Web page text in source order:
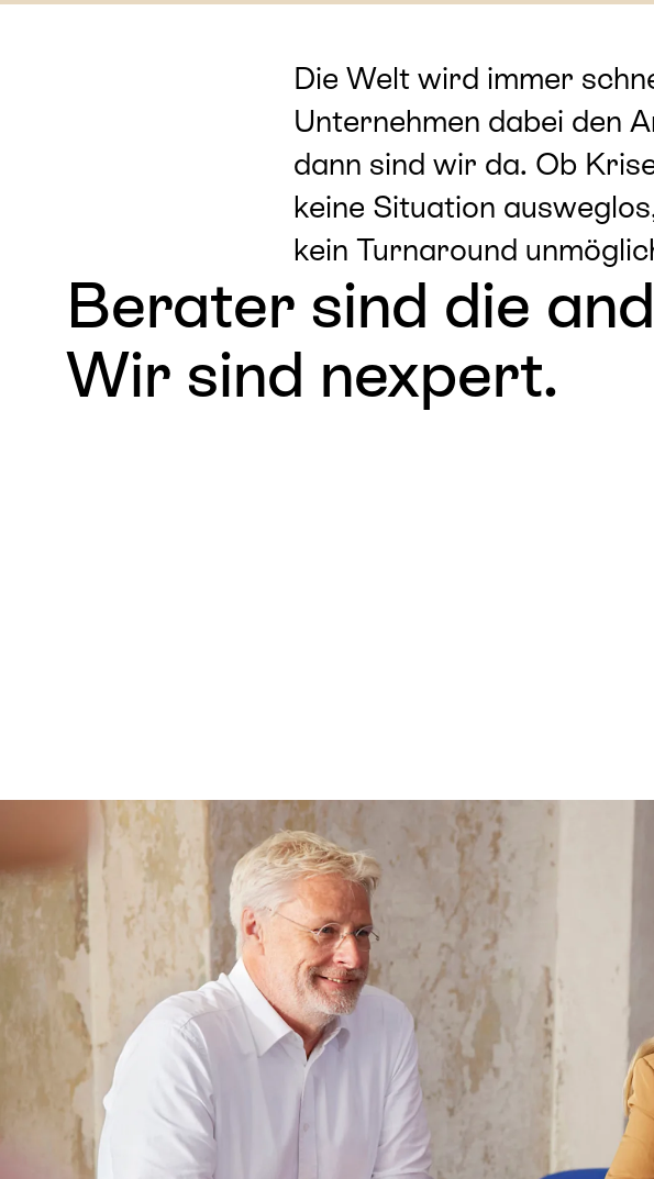
Die Welt wird immer
Unternehmen dabei den
dann sind wir da. Ob
keine Situation
kein Turnaround
Berater sind die
Wir sind nexpert.